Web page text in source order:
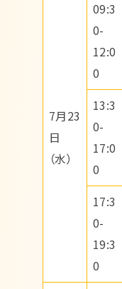
7月23
日
（水）
09:3
0-
12:0
0
13:3
0-
17:0
0
17:3
0-
19:3
0